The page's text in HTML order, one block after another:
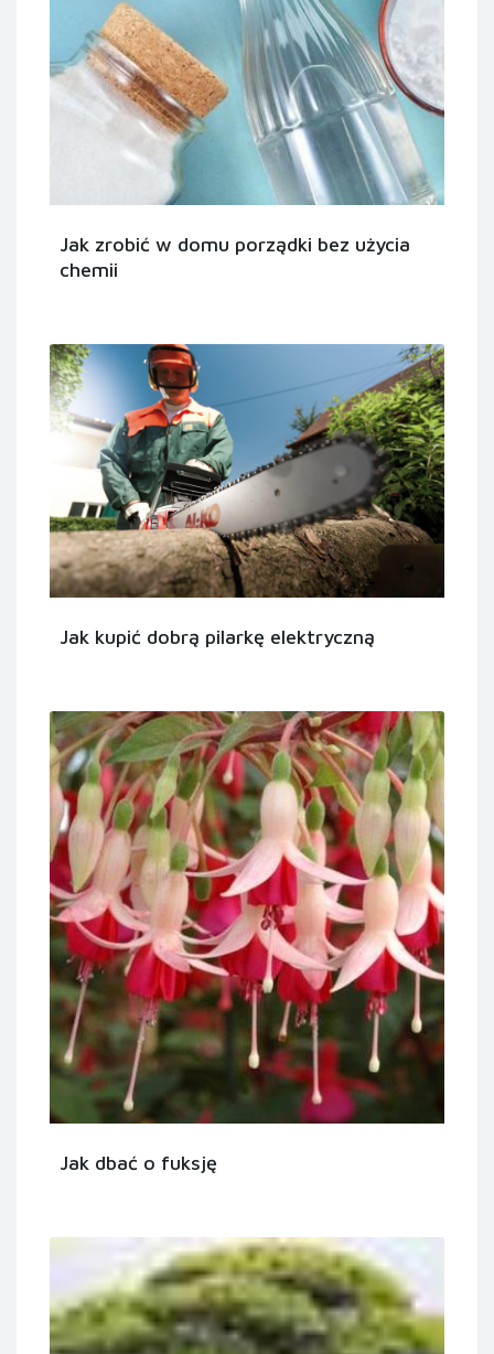
Jak zrobić w domu porządki bez użycia
chemii
Jak kupić dobrą pilarkę elektryczną
Jak dbać o fuksję